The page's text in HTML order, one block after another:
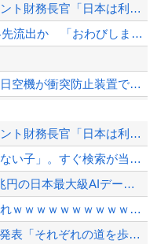
【高市、叱られる】ベッセント財務長官「日本は利上げして政権は金融・財政政策をとっ...
共同通信、6000件分の連絡先流出か 「おわびします」とラフな軽い謝罪コメントを...
【疑問】羽田空港近くで全日空機が衝突防止装置で作動回避。これで「ニアミスではない...
【AI】Google、Geminiが大赤字、史上初のマイナスキャッシュフローに陥...
【衝撃】イオンモール爆発事故、『とんでもない事実』が判明してしまう・・・・・・
「ジャニーさんとつかこうへい氏は同じ」少年隊・錦織一清が明かすレジェンドの共通点...
【配信者】「金バエ」のSNS更新が1週間途絶え、様々な憶測が飛び交う。1週間ぶり...
【緊急速報】NYで警官が黒人男性の首を絞め、暴動第二波不可避へ
【高市、叱られる】ベッセント財務長官「日本は利上げして政権は金融・財政政策をとっ...
急増する「自分の頭で考えない子」。すぐ検索が当たり前に…スマホ時代の“親切すぎる...
【朗報】秋田市に建設費2兆円の日本最大級AIデータセンター建設へ UAEなどが投...
日ハム 対SB 2勝 14敗 ←これｗｗｗｗｗｗｗｗｗｗｗｗｗｗｗｗｗｗｗｗ
元TBSアナ山本里菜が離婚発表「それぞれの道を歩むこととなりました」